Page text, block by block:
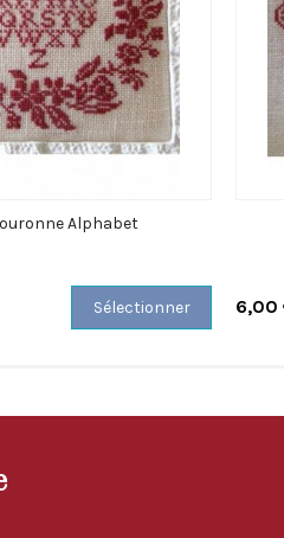
Alphabet
Sélectionner 6,00